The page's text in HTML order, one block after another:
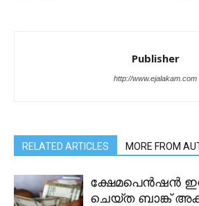
Publisher
http://www.ejalakam.com
RELATED ARTICLES MORE FROM
ക്ഷേമപെൻഷൻ
ചെയ്ത ബാങ്ക്